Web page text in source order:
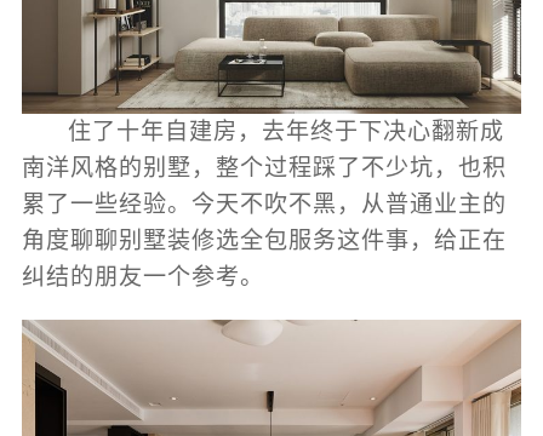
住了十年自建房，去年终于下决心翻新成
南洋风格的别墅，整个过程踩了不少坑，也积
累了一些经验。今天不吹不黑，从普通业主的
角度聊聊别墅装修选全包服务这件事，给正在
纠结的朋友一个参考。